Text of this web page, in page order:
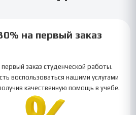
на первый заказ
заказ студенческой работы.
воспользоваться нашими услугами
качественную помощь в учебе.